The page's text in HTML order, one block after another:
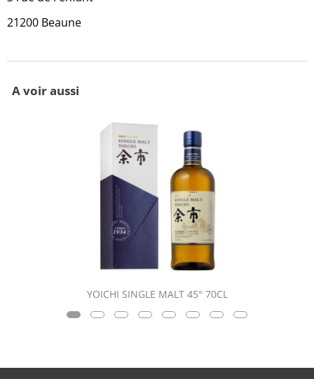
21200 Beaune
A voir aussi
YOICHI SINGLE MALT 45° 70CL